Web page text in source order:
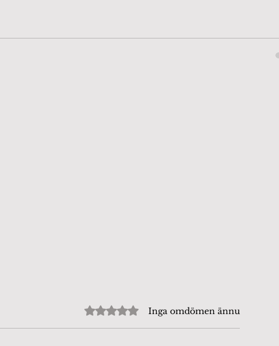
Betygsatt till 0 av 5 stjärnor.
Inga omdömen ännu